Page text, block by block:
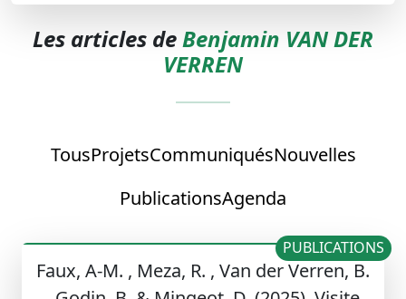
Les articles deBenjamin VAN DER
VERREN
TousProjetsCommuniquésNouvelles
PublicationsAgenda
Faux, A-M. , Meza, R. , Van der Verren, B.
PUBLICATIONS